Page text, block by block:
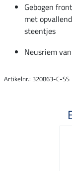
Gebogen
met
steentjes
Neusriem
Artikelnr.: 320863-C-SS